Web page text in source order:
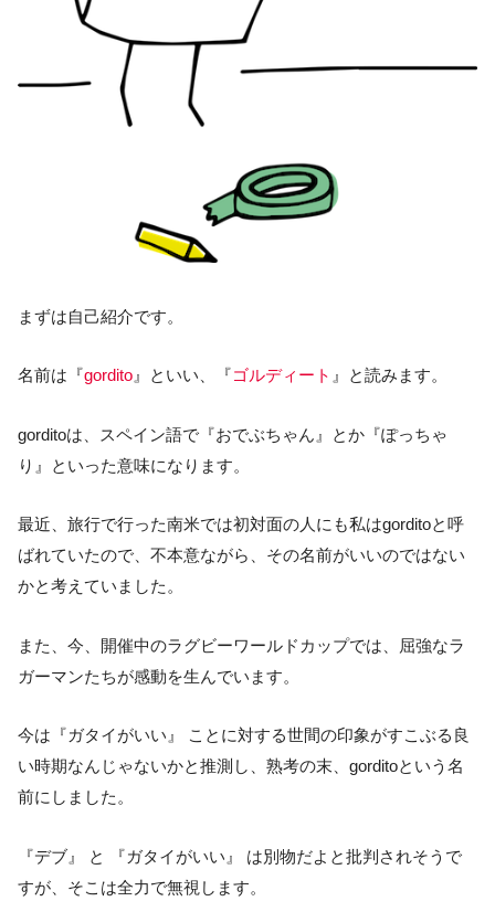
まずは自己紹介です。
名前は『gordito 』といい、『ゴルディート 』と読みます。
gorditoは、スペイン語で『おでぶちゃん』とか『ぽっちゃ
り』といった意味になります。
最近、旅行で行った南米では初対面の人にも私はgorditoと呼
ばれていたので、不本意ながら、その名前がいいのではない
かと考えていました。
また、今、開催中のラグビーワールドカップでは、屈強なラ
ガーマンたちが感動を生んでいます。
今は『ガタイがいい』 ことに対する世間の印象がすこぶる良
い時期なんじゃないかと推測し、熟考の末、gorditoという名
前にしました。
『デブ』 と 『ガタイがいい』 は別物だよと批判されそうで
すが、そこは全力で無視します。